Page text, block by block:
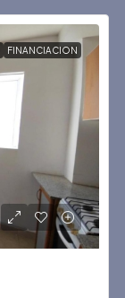
FINANCIACION